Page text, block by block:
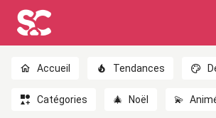
Accueil Tendances
Catégories 🎄 Noël 💫